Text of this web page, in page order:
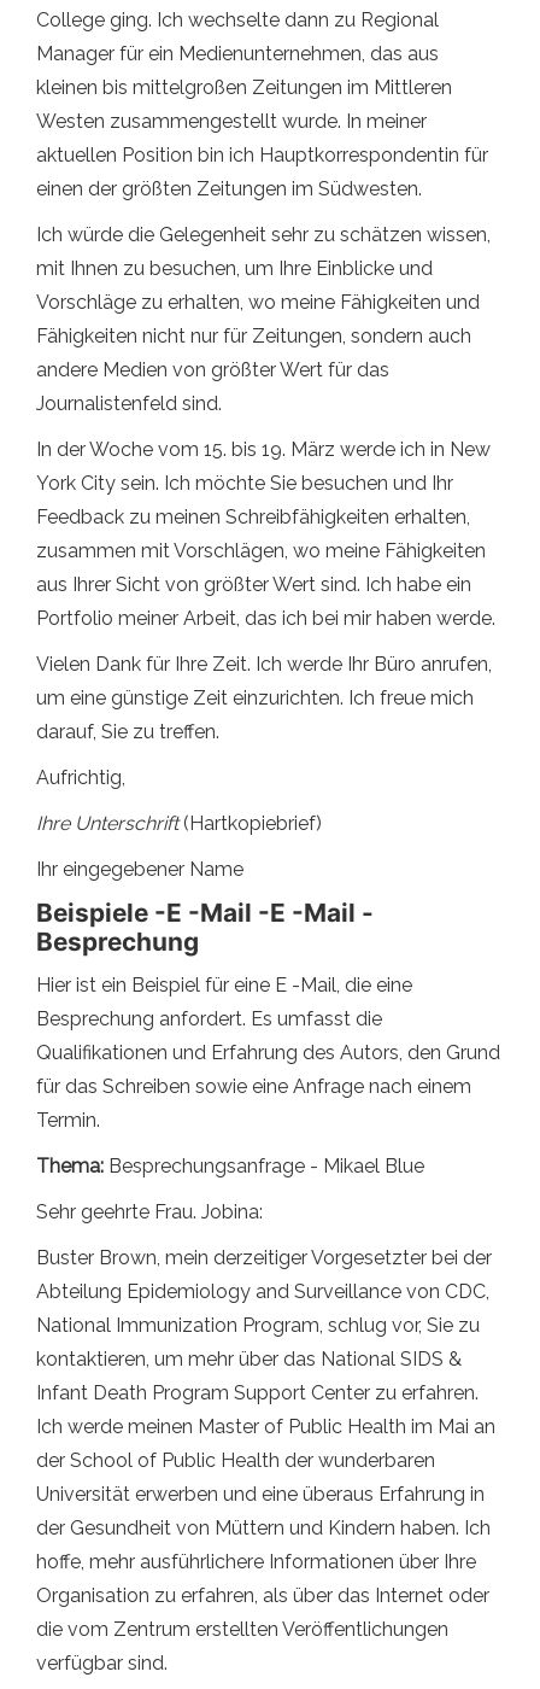
College ging. Ich wechselte dann zu Regional
Manager für ein Medienunternehmen, das aus
kleinen bis mittelgroßen Zeitungen im Mittleren
Westen zusammengestellt wurde. In meiner
aktuellen Position bin ich Hauptkorrespondentin für
einen der größten Zeitungen im Südwesten.
Ich würde die Gelegenheit sehr zu schätzen wissen,
mit Ihnen zu besuchen, um Ihre Einblicke und
Vorschläge zu erhalten, wo meine Fähigkeiten und
Fähigkeiten nicht nur für Zeitungen, sondern auch
andere Medien von größter Wert für das
Journalistenfeld sind.
In der Woche vom 15. bis 19. März werde ich in New
York City sein. Ich möchte Sie besuchen und Ihr
Feedback zu meinen Schreibfähigkeiten erhalten,
zusammen mit Vorschlägen, wo meine Fähigkeiten
aus Ihrer Sicht von größter Wert sind. Ich habe ein
Portfolio meiner Arbeit, das ich bei mir haben werde.
Vielen Dank für Ihre Zeit. Ich werde Ihr Büro anrufen,
um eine günstige Zeit einzurichten. Ich freue mich
darauf, Sie zu treffen.
Aufrichtig,
Ihre Unterschrift(Hartkopiebrief)
Ihr eingegebener Name
Beispiele -E -Mail -E -Mail -
Besprechung
Hier ist ein Beispiel für eine E -Mail, die eine
Besprechung anfordert. Es umfasst die
Qualifikationen und Erfahrung des Autors, den Grund
für das Schreiben sowie eine Anfrage nach einem
Termin.
Thema: Besprechungsanfrage - Mikael Blue
Sehr geehrte Frau. Jobina:
Buster Brown, mein derzeitiger Vorgesetzter bei der
Abteilung Epidemiology and Surveillance von CDC,
National Immunization Program, schlug vor, Sie zu
kontaktieren, um mehr über das National SIDS &
Infant Death Program Support Center zu erfahren.
Ich werde meinen Master of Public Health im Mai an
der School of Public Health der wunderbaren
Universität erwerben und eine überaus Erfahrung in
der Gesundheit von Müttern und Kindern haben. Ich
hoffe, mehr ausführlichere Informationen über Ihre
Organisation zu erfahren, als über das Internet oder
die vom Zentrum erstellten Veröffentlichungen
verfügbar sind.